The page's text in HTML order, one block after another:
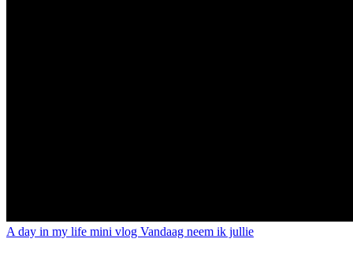
A day in my life mini vlog Vandaag neem ik jullie